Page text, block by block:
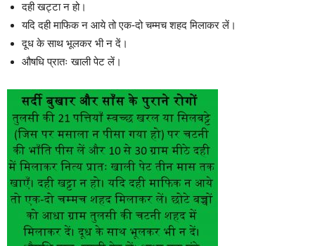
दही खट्टा न हो।
यदि दही माफिक न आये तो एक-दो चम्मच शहद मिलाकर लें।
दूध के साथ भूलकर भी न दें।
औषधि प्रातः खाली पेट लें।